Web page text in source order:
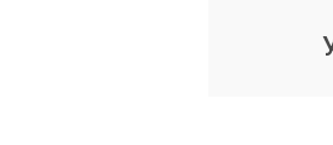
Замена